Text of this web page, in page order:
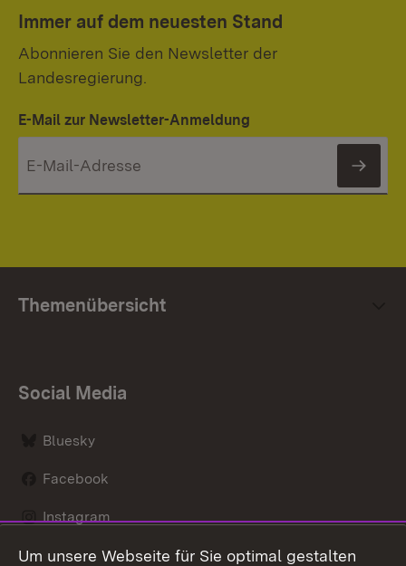
Immer auf dem neuesten Stand
Abonnieren Sie den Newsletter der
Landesregierung.
E-Mail zur Newsletter-Anmeldung
Themenübersicht
Social Media
Bluesky
Facebook
Instagram
LinkedIn
Um unsere Webseite für Sie optimal gestalten